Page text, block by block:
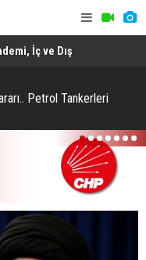
İç ve Dış
Petrol Tankerleri
1 2 3 4 5 6 7